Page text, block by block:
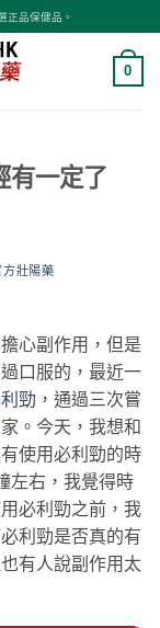
正品保健品。
0
有一定了
方壯陽藥
心副作用，但是
口服的，最近一
勁 ，通過三次嘗
。今天，我想和
使用必利勁的時
左右，我覺得時
必利勁之前，我
利勁是否真的有
有人說副作用太